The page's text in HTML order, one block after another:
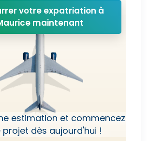
votre expatriation à
maintenant
estimation et commencez
dès aujourd'hui !